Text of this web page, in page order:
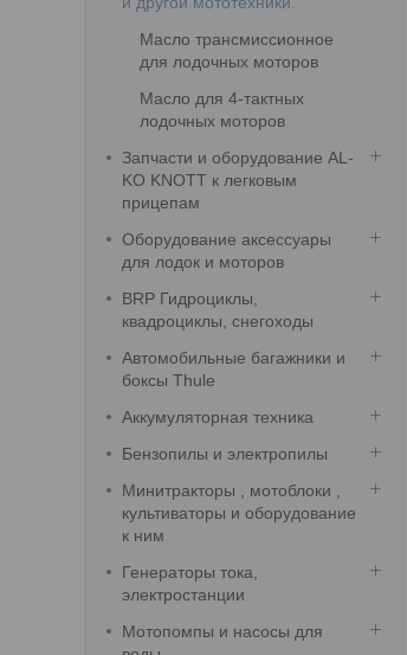
Масло трансмиссионное
для лодочных моторов
Масло для 4-тактных
лодочных моторов
Запчасти и оборудование AL-
KO KNOTT к легковым
прицепам
Оборудование аксессуары
для лодок и моторов
BRP Гидроциклы,
квадроциклы, снегоходы
Автомобильные багажники и
боксы Thule
Аккумуляторная техника
Бензопилы и электропилы
Минитракторы , мотоблоки ,
культиваторы и оборудование
к ним
Генераторы тока,
электростанции
Мотопомпы и насосы для